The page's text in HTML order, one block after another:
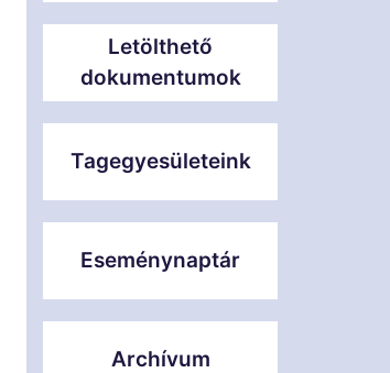
Letölthető
dokumentumok
Tagegyesületeink
Eseménynaptár
Archívum